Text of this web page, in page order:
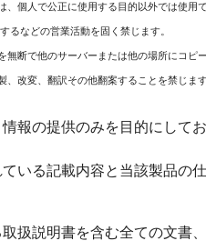
個人で公正に使用する目的以外では使用で
るなどの営業活動を固く禁じます。
断で他のサーバーまたは他の場所にコピ
改変、翻訳その他翻案することを禁じます
報の提供のみを目的にして
いる記載内容と当該製品の
扱説明書を含む全ての文書